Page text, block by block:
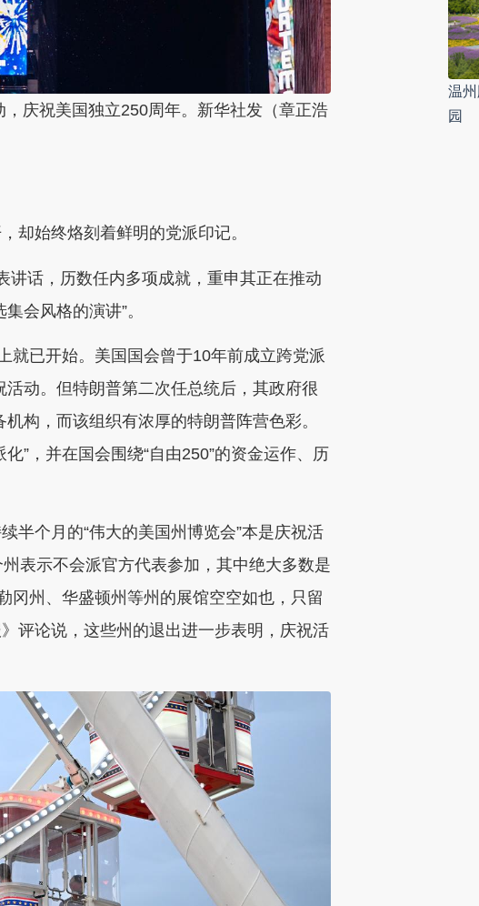
庆祝美国独立250周年。新华社发（章正浩
却始终烙刻着鲜明的党派印记。
讲话，历数任内多项成就，重申其正在推动
会风格的演讲”。
就已开始。美国国会曾于10年前成立跨党派
动。但特朗普第二次任总统后，其政府很
构，而该组织有浓厚的特朗普阵营色彩。
”，并在国会围绕“自由250”的资金运作、历
半个月的“伟大的美国州博览会”本是庆祝活
表示不会派官方代表参加，其中绝大多数是
冈州、华盛顿州等州的展馆空空如也，只留
评论说，这些州的退出进一步表明，庆祝活
温
园